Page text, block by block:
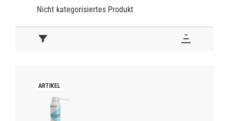
Nicht kategorisiertes Produkt